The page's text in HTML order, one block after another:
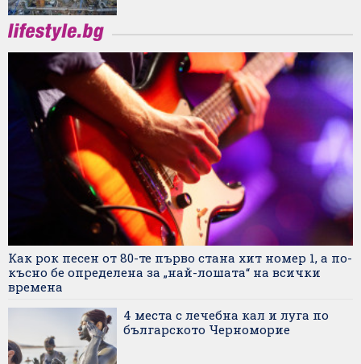
Как рок песен от 80-те първо стана хит номер 1, а по-
късно бе определена за „най-лошата“ на всички
времена
4 места с лечебна кал и луга по
българското Черноморие